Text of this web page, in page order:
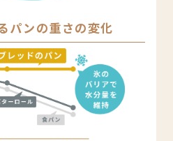
パンの重さの変化